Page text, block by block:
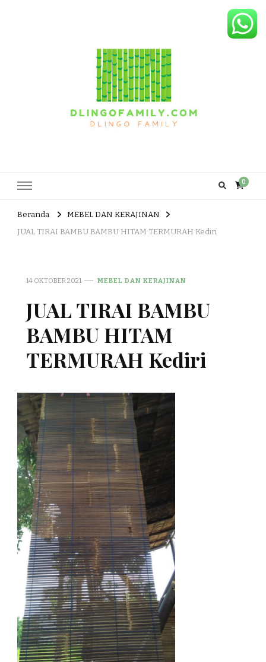
0
Beranda
MEBEL DAN KERAJINAN
JUAL TIRAI BAMBU BAMBU HITAM TERMURAH Kediri
14 OKTOBER 2021 MEBEL DAN KERAJINAN
JUAL TIRAI BAMBU
BAMBU HITAM
TERMURAH Kediri